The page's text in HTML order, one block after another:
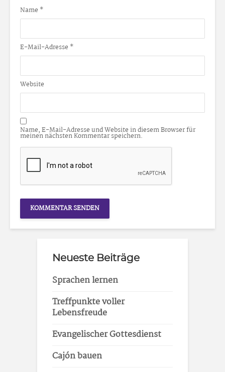
Name *
E-Mail-Adresse *
Website
Name, E-Mail-Adresse und Website in diesem Browser für
meinen nächsten Kommentar speichern.
Neueste Beiträge
Sprachen lernen
Treffpunkte voller
Lebensfreude
Evangelischer Gottesdienst
Cajón bauen